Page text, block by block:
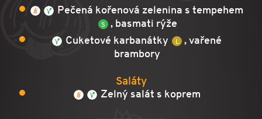
Pečená kořenová zelenina s tempehem
, basmati rýže
Cuketové karbanátky
, vařené
brambory
Saláty
Zelný salát s koprem